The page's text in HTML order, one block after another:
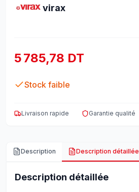
virax
5 785,78 DT
Stock faible
Livraison rapide Garantie qualité
Description Description détaillée
Description détaillée